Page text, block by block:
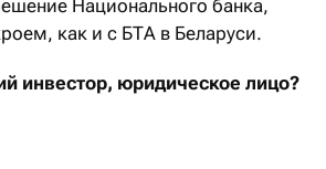
Национального банка,
как и с БТА в Беларуси.
инвестор, юридическое лицо?